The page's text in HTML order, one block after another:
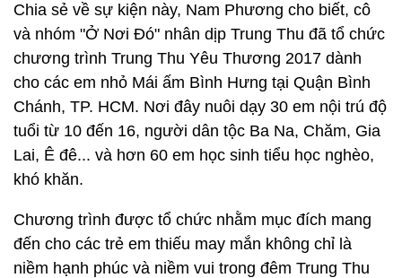
Chia sẻ về sự kiện này, Nam Phương cho biết, cô
và nhóm "Ở Nơi Đó" nhân dịp Trung Thu đã tổ chức
chương trình Trung Thu Yêu Thương 2017 dành
cho các em nhỏ Mái ấm Bình Hưng tại Quận Bình
Chánh, TP. HCM. Nơi đây nuôi dạy 30 em nội trú độ
tuổi từ 10 đến 16, người dân tộc Ba Na, Chăm, Gia
Lai, Ê đê... và hơn 60 em học sinh tiểu học nghèo,
khó khăn.
Chương trình được tổ chức nhằm mục đích mang
đến cho các trẻ em thiếu may mắn không chỉ là
niềm hạnh phúc và niềm vui trong đêm Trung Thu